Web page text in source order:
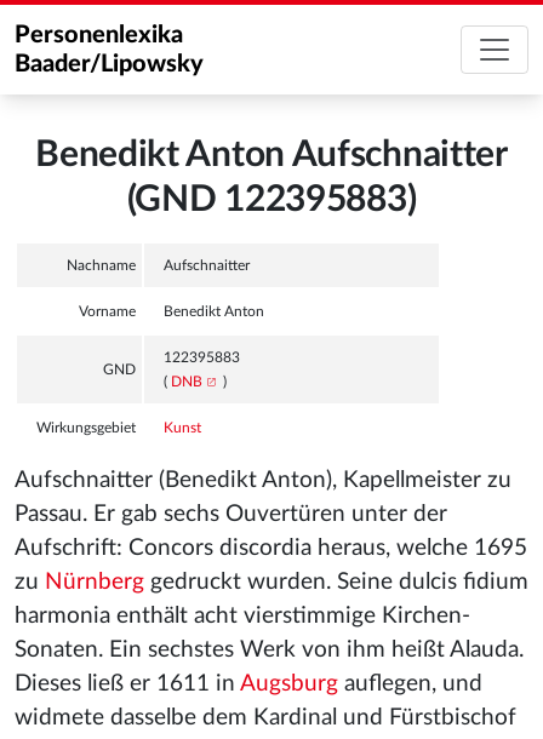
Personenlexika
Baader/Lipowsky
Benedikt Anton Aufschnaitter
(GND 122395883)
Nachname Aufschnaitter
Vorname Benedikt Anton
GND
122395883
( DNB )
Wirkungsgebiet Kunst
Aufschnaitter (Benedikt Anton), Kapellmeister zu
Passau. Er gab sechs Ouvertüren unter der
Aufschrift: Concors discordia heraus, welche 1695
zu Nürnberg gedruckt wurden. Seine dulcis fidium
harmonia enthält acht vierstimmige Kirchen-
Sonaten. Ein sechstes Werk von ihm heißt Alauda.
Dieses ließ er 1611 in Augsburg auflegen, und
widmete dasselbe dem Kardinal und Fürstbischof